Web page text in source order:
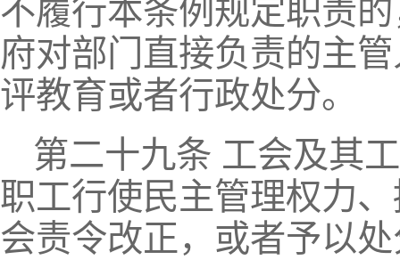
不履行本条例规定职责
府对部门直接负责的主
评教育或者行政处分。
第二十九条 工会及其
职工行使民主管理权力
会责令改正，或者予以